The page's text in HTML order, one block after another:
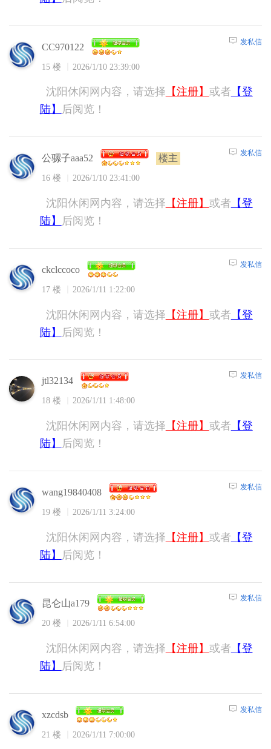
CC970122
15 楼 2026/1/10 23:39:00
发私信
沈阳休闲网内容，请选择 【注册】 或者 【登
陆】
后阅览！
公骡子aaa52 楼主
16 楼 2026/1/10 23:41:00
发私信
沈阳休闲网内容，请选择 【注册】 或者 【登
陆】
后阅览！
ckclccoco
17 楼 2026/1/11 1:22:00
发私信
沈阳休闲网内容，请选择 【注册】 或者 【登
陆】
后阅览！
jtl32134
18 楼 2026/1/11 1:48:00
发私信
沈阳休闲网内容，请选择 【注册】 或者 【登
陆】
后阅览！
wang19840408
19 楼 2026/1/11 3:24:00
发私信
沈阳休闲网内容，请选择 【注册】 或者 【登
陆】
后阅览！
昆仑山a179
20 楼 2026/1/11 6:54:00
发私信
沈阳休闲网内容，请选择 【注册】 或者 【登
陆】
后阅览！
xzcdsb
21 楼 2026/1/11 7:00:00
发私信